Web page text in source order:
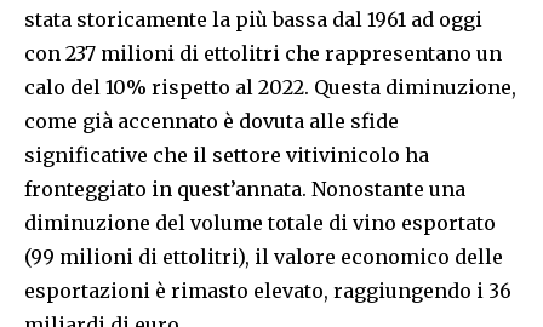
stata storicamente la più bassa dal 1961 ad oggi
con 237 milioni di ettolitri che rappresentano un
calo del 10% rispetto al 2022. Questa diminuzione,
come già accennato è dovuta alle sfide
significative che il settore vitivinicolo ha
fronteggiato in quest’annata. Nonostante una
diminuzione del volume totale di vino esportato
(99 milioni di ettolitri), il valore economico delle
esportazioni è rimasto elevato, raggiungendo i 36